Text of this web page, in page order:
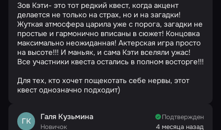
Зов Кэти- это тот редкий квест, когда акцент
делается не только на страх, но и на загадки!
Жуткая атмосфера царила уже с порога, загадки не
простые и гармонично вписаны в сюжет! Концовка
максимально неожиданная! Актерская игра просто
на высоте!!! И маньяк, и сама Кэти вселяли ужас!
Все участники квеста остались в полном восторге!!!
Для тех, кто хочет пощекотать себе нервы, этот
квест однозначно подходит)
ГК Галя Кузьмина
Новичок
Подтвержден
4 месяца назад